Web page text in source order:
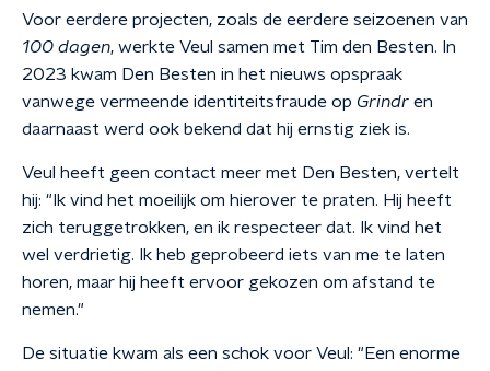
Voor eerdere projecten, zoals de eerdere seizoenen van
100 dagen, werkte Veul samen met Tim den Besten. In
2023 kwam Den Besten in het nieuws opspraak
vanwege vermeende identiteitsfraude op Grindr en
daarnaast werd ook bekend dat hij ernstig ziek is.
Veul heeft geen contact meer met Den Besten, vertelt
hij: "Ik vind het moeilijk om hierover te praten. Hij heeft
zich teruggetrokken, en ik respecteer dat. Ik vind het
wel verdrietig. Ik heb geprobeerd iets van me te laten
horen, maar hij heeft ervoor gekozen om afstand te
nemen."
De situatie kwam als een schok voor Veul: "Een enorme